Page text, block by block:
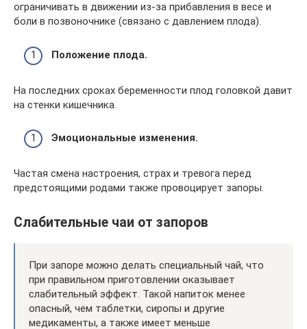
ограничивать в движении из-за прибавления в весе и
боли в позвоночнике (связано с давлением плода).
Положение плода.
На последних сроках беременности плод головкой давит
на стенки кишечника.
Эмоциональные изменения.
Частая смена настроения, страх и тревога перед
предстоящими родами также провоцирует запоры.
Слабительные чаи от запоров
При запоре можно делать специальный чай, что
при правильном приготовлении оказывает
слабительный эффект. Такой напиток менее
опасный, чем таблетки, сиропы и другие
медикаменты, а также имеет меньше